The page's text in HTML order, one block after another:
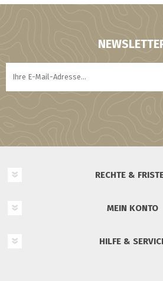
RECHTE &
MEIN KONTO
HILFE &